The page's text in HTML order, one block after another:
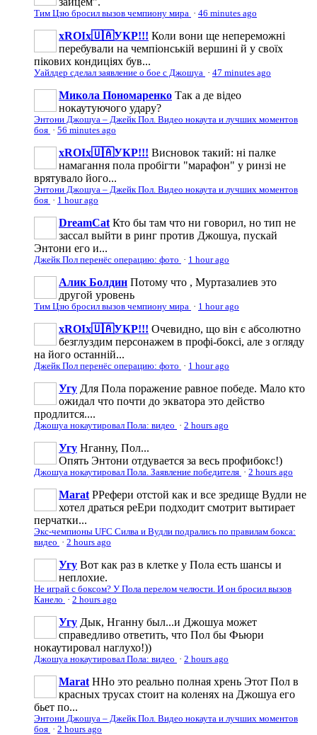
Тим Цзю бросил вызов чемпиону мира · 46 minutes ago
xROIx🇺🇦УКР!!! Коли вони ще непереможні
перебували на чемпіонській вершині й у своїх
пікових кондиціях був...
Уайлдер сделал заявление о бое с Джошуа · 47 minutes ago
Микола Пономаренко Так а де відео
нокаутуючого удару?
Энтони Джошуа – Джейк Пол. Видео нокаута и лучших моментов
боя · 56 minutes ago
xROIx🇺🇦УКР!!! Висновок такий: ні палке
намагання пола пробігти "марафон" у ринзі не
врятувало його...
Энтони Джошуа – Джейк Пол. Видео нокаута и лучших моментов
боя · 1 hour ago
DreamCat Кто бы там что ни говорил, но тип не
зассал выйти в ринг против Джошуа, пускай
Энтони его и...
Джейк Пол перенёс операцию: фото · 1 hour ago
Алик Болдин Потому что , Муртазалиев это
другой уровень
Тим Цзю бросил вызов чемпиону мира · 1 hour ago
xROIx🇺🇦УКР!!! Очевидно, що він є абсолютно
безглуздим персонажем в профі-боксі, але з огляду
на його останній...
Джейк Пол перенёс операцию: фото · 1 hour ago
Угу Для Пола поражение равное победе. Мало кто
ожидал что почти до экватора это действо
продлится....
Джошуа нокаутировал Пола: видео · 2 hours ago
Угу Нганну, Пол...
Опять Энтони отдувается за весь профибокс!)
Джошуа нокаутировал Пола. Заявление победителя · 2 hours ago
Marat РРефери отстой как и все зредище Вудли не
хотел драться реЕри подходит смотрит вытирает
перчатки...
Экс-чемпионы UFC Силва и Вудли подрались по правилам бокса:
видео · 2 hours ago
Угу Вот как раз в клетке у Пола есть шансы и
неплохие.
Не играй с боксом? У Пола перелом челюсти. И он бросил вызов
Канело · 2 hours ago
Угу Дык, Нганну был...и Джошуа может
справедливо ответить, что Пол бы Фьюри
нокаутировал наглухо!))
Джошуа нокаутировал Пола: видео · 2 hours ago
Marat ННо это реально полная хрень Этот Пол в
красных трусах стоит на коленях на Джошуа его
бьет по...
Энтони Джошуа – Джейк Пол. Видео нокаута и лучших моментов
боя · 2 hours ago